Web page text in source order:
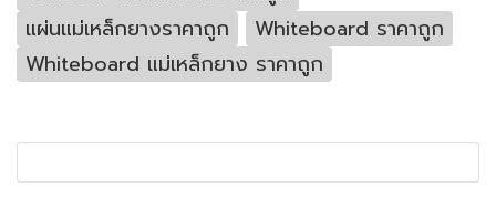
แผ่นแม่เหล็กยางราคาถูก
Whiteboard ราคาถูก
Whiteboard แม่เหล็กยาง ราคาถูก